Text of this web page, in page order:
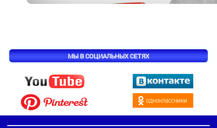
МЫ В СОЦИАЛЬНЫХ СЕТЯХ